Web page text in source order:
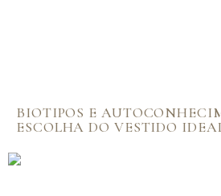
BIOTIPOS E
ESCOLHA DO VESTIDO